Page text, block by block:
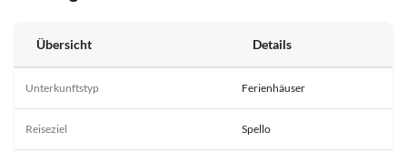
Übersicht Details
Unterkunftstyp Ferienhäuser
Reiseziel Spello